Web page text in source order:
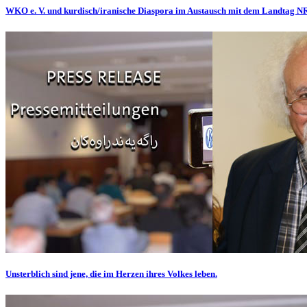
WKO e. V. und kurdisch/iranische Diaspora im Austausch mit dem Landtag
Unsterblich sind jene, die im Herzen ihres Volkes leben.